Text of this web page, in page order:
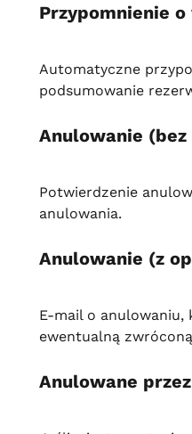
Przypomnienie
Automatyczne
podsumowanie
Anulowanie (bez
Potwierdzenie
anulowania.
Anulowanie (z
E-mail o anulowaniu,
ewentualną
Anulowane